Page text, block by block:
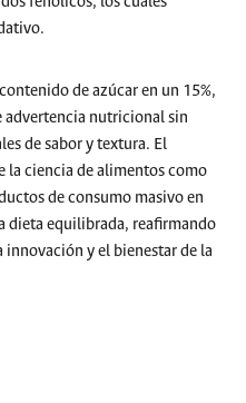
de azúcar en un 15%,
advertencia nutricional sin
de sabor y textura. El
la ciencia de alimentos como
de consumo masivo en
dieta equilibrada, reafirmando
y el bienestar de la